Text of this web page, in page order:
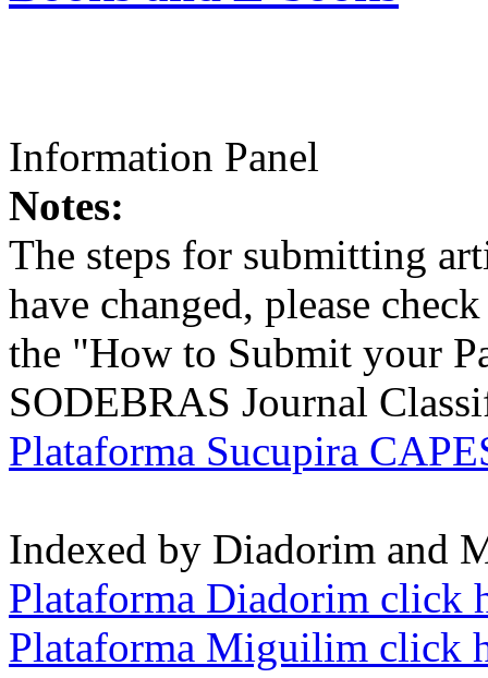
Information Panel
Notes:
The steps for submitting
have changed, please
the "How to Submit your
SODEBRAS Journal
Plataforma Sucupira
Indexed by Diadorim and
Plataforma Diadorim click
Plataforma Miguilim click